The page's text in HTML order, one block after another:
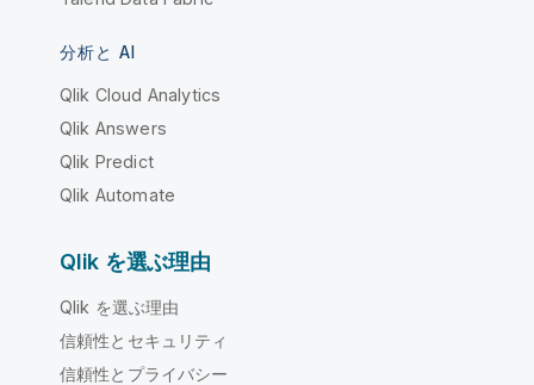
分析と AI
Qlik Cloud Analytics
Qlik Answers
Qlik Predict
Qlik Automate
Qlik を選ぶ理由
Qlik を選ぶ理由
信頼性とセキュリティ
信頼性とプライバシー